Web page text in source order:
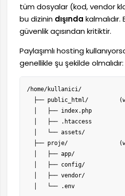
tüm dosyalar (kod, vendor
bu dizinin dışında kalmalıdır.
güvenlik açısından kritiktir.
Paylaşımlı hosting
genellikle şu şekilde olmalıdır:
/home/kullanici/
├── public_html/
  │   ├── index.php
  │   ├── .htaccess
  │   └── assets/
├── proje/
  │   ├── app/
  │   ├── config/
  │   ├── vendor/
  │   └── .env